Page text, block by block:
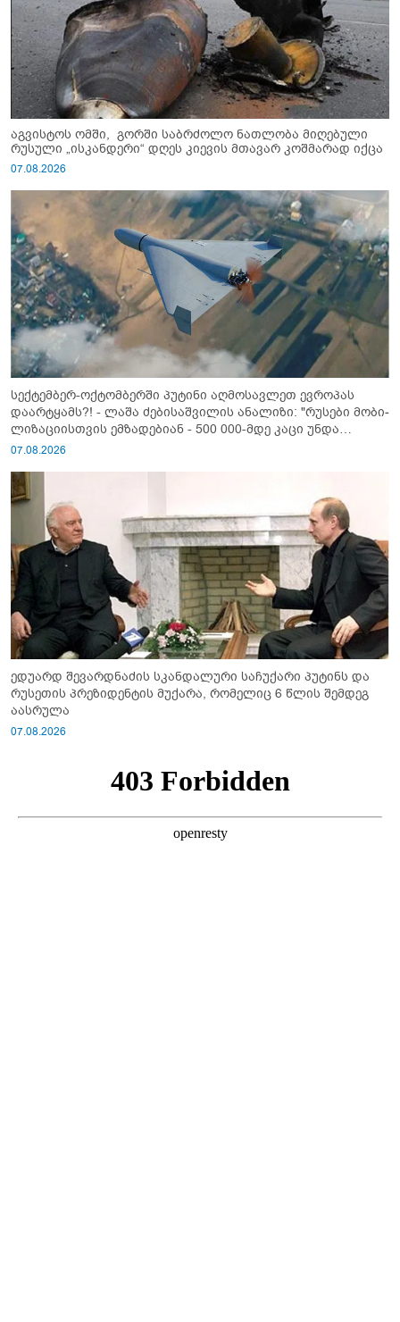
აგვისტოს ომში, გორში საბრძოლო ნათლობა მიღებული
რუსული „ისკანდერი“ დღეს კიევის მთავარ კოშმარად იქცა
07.08.2026
სექტემბერ-ოქტომბერში პუტინი აღმოსავლეთ ევროპას
დაარტყამს?! - ლაშა ძებისაშვილის ანალიზი: "რუსები მობი­
ლიზაციისთვის ემზადებიან - 500 000-მდე კაცი უნდა
გაიწვიონ ომში"
07.08.2026
ედუარდ შევარდნაძის სკანდალური საჩუქარი პუტინს და
რუსეთის პრეზიდენტის მუქარა, რომელიც 6 წლის შემდეგ
აასრულა
07.08.2026